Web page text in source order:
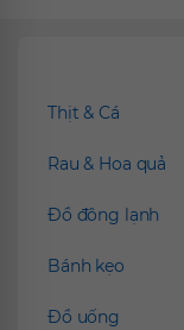
Thịt & Cá
Rau & Hoa quả
Đồ đông lạnh
Bánh kẹo
Đồ uống